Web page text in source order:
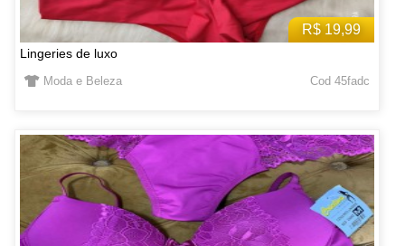
R$ 19,99
Lingeries de luxo
Moda e Beleza Cod 45fadc